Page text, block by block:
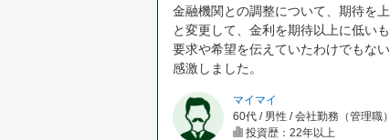
金融機関との調整について、期待を
と変更して、金利を期待以上に低い
要求や希望を伝えていたわけでもな
感激しました。
マイマイ
60代 / 男性 / 会社勤務（管理職）
投資歴：22年以上